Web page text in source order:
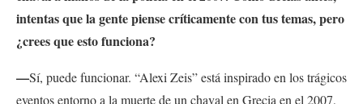
intentas que la gente piense críticamente con tus temas, pero
¿crees que esto funciona?
—Sí, puede funcionar. “Alexi Zeis” está inspirado en los trágicos
eventos entorno a la muerte de un chaval en Grecia en el 2007,